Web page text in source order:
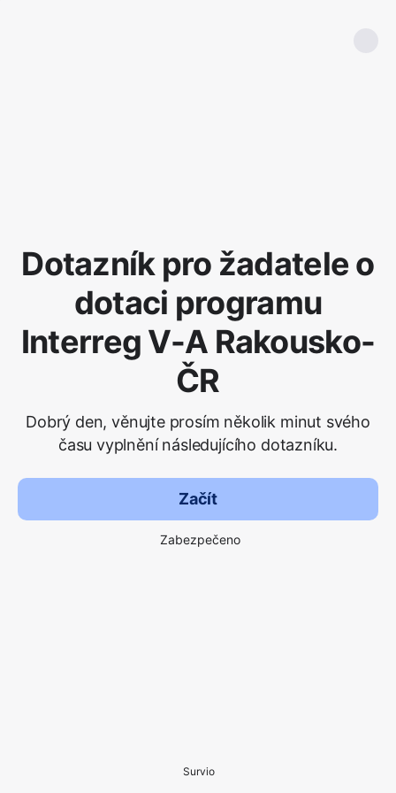
Dotazník pro žadatele o
dotaci programu
Interreg V-A Rakousko-
ČR
Dobrý den, věnujte prosím několik minut svého
času vyplnění následujícího dotazníku.
Začít
Zabezpečeno
Survio